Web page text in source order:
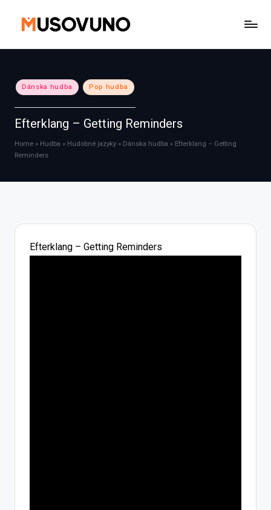
Posted
in
Dánska hudba Pop hudba
Efterklang – Getting Reminders
Home » Hudba » Hudobné jazyky » Dánska hudba » Efterklang – Getting
Reminders
Efterklang – Getting Reminders